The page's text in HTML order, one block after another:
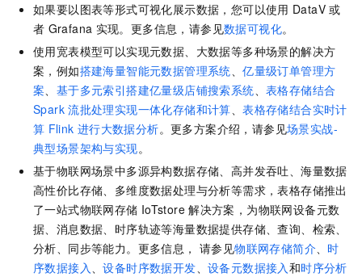
如果要以图表等形式可视化展示数据，您可以使用 DataV 或
者 Grafana 实现。更多信息，请参见数据可视化。
使用宽表模型可以实现元数据、大数据等多种场景的解决方
案，例如搭建海量智能元数据管理系统、亿量级订单管理方
案、 基于多元索引搭建亿量级店铺搜索系统、表格存储结合
Spark 流批处理实现一体化存储和计算、表格存储结合实时计
算 Flink 进行大数据分析。更多方案介绍，请参见场景实战-
典型场景架构与实现。
基于物联网场景中多源异构数据存储、高并发吞吐、海量数据
高性价比存储、多维度数据处理与分析等需求，表格存储推出
了一站式物联网存储 IoTstore 解决方案，为物联网设备元数
据、消息数据、时序轨迹等海量数据提供存储、查询、检索、
分析、同步等能力。更多信息， 请参见物联网存储简介、 时
序数据接入、设备时序数据开发、设备元数据接入和时序分析